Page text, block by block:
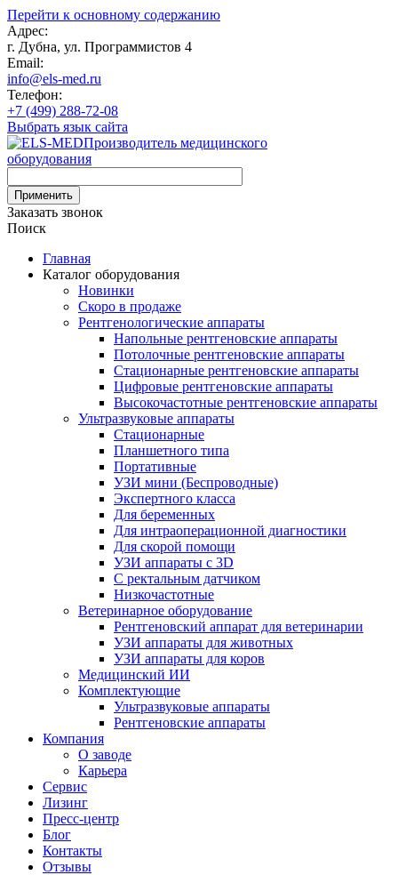
Перейти к основному содержанию
Адрес:
г. Дубна, ул. Программистов 4
Email:
info@els-med.ru
Телефон:
+7 (499) 288-72-08
Выбрать язык сайта
Производитель медицинского
оборудования
Заказать звонок
Поиск
Главная
Каталог оборудования
Новинки
Скоро в продаже
Рентгенологические аппараты
Напольные рентгеновские аппараты
Потолочные рентгеновские аппараты
Стационарные рентгеновские аппараты
Цифровые рентгеновские аппараты
Высокочастотные рентгеновские аппараты
Ультразвуковые аппараты
Стационарные
Планшетного типа
Портативные
УЗИ мини (Беспроводные)
Экспертного класса
Для беременных
Для интраоперационной диагностики
Для скорой помощи
УЗИ аппараты с 3D
С ректальным датчиком
Низкочастотные
Ветеринарное оборудование
Рентгеновский аппарат для ветеринарии
УЗИ аппараты для животных
УЗИ аппараты для коров
Медицинский ИИ
Комплектующие
Ультразвуковые аппараты
Рентгеновские аппараты
Компания
О заводе
Карьера
Сервис
Лизинг
Пресс-центр
Блог
Контакты
Отзывы